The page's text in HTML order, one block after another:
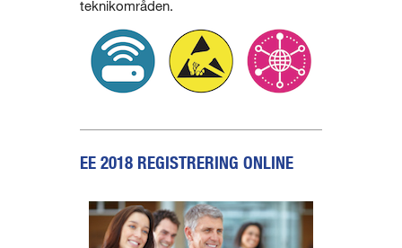
teknikområden.
EE 2018 REGISTRERING ONLINE